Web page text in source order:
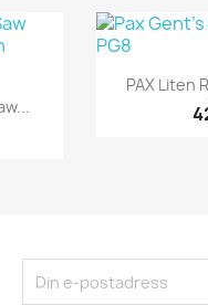

PAX Liten